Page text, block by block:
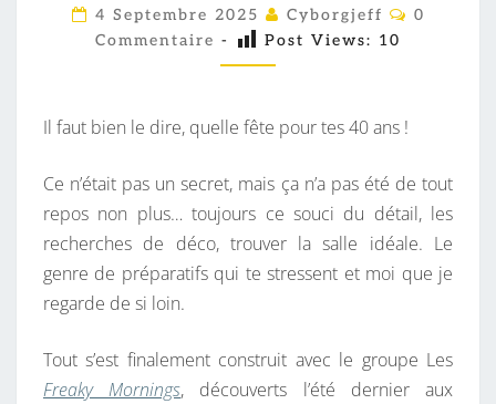
N
C
O
A
B
L
E
T
E
4 Septembre 2025 Cyborgjeff
C
T
A
E
S
0
Commentaire - Post Views: 10
Il faut bien le dire, quelle fête pour tes 40 ans !
Ce n’était pas un secret, mais ça n’a pas été de tout
repos non plus… toujours ce souci du détail, les
recherches de déco, trouver la salle idéale. Le
genre de préparatifs qui te stressent et moi que je
regarde de si loin.
Tout s’est finalement construit avec le groupe Les
Freaky Mornings, découverts l’été dernier aux